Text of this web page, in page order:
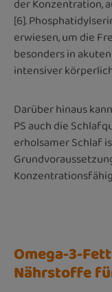
der Konzentration,
[6].
erwiesen, um die
besonders in
intensiver
Darüber hinaus
PS auch die
erholsamer Schlaf
Omega-3-
Nährstoffe